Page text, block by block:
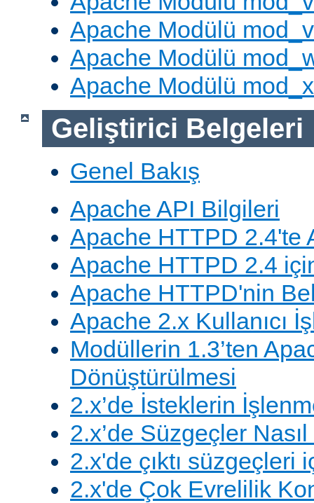
Apache Modülü
Apache Modülü
Apache Modülü
Geliştirici Belgeleri
Genel Bakış
Apache API Bilgileri
Apache HTTPD 2.4'te
Apache HTTPD 2.4
Apache HTTPD'nin
Apache 2.x Kullanıcı
Modüllerin 1.3’ten
Dönüştürülmesi
2.x’de İsteklerin
2.x’de Süzgeçler Nasıl
2.x'de çıktı süzgeçleri
2.x'de Çok Evrelilik